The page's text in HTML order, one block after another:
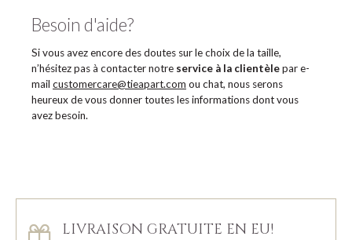
Besoin d'aide?
Si vous avez encore des doutes sur le choix de la taille,
n’hésitez pas à contacter notre service à la clientèlepar e-
mail customercare@tieapart.com ou chat, nous serons
heureux de vous donner toutes les informations dont vous
avez besoin.
LIVRAISON GRATUITE EN EU!